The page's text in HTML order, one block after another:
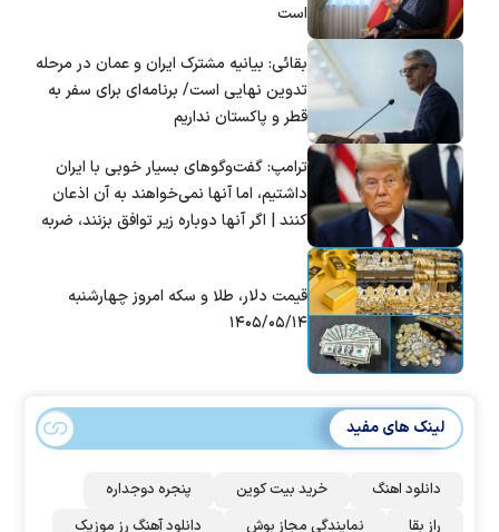
است
بقائی: بیانیه مشترک ایران و عمان در مرحله
تدوین نهایی است/ برنامه‌ای برای سفر به
قطر و پاکستان نداریم
ترامپ: گفت‌و‌گو‌های بسیار خوبی با ایران
داشتیم، اما آنها نمی‌خواهند به آن اذعان
کنند | اگر آنها دوباره زیر توافق بزنند، ضربه
قیمت دلار، طلا و سکه امروز چهارشنبه
۱۴۰۵/۰۵/۱۴
لینک های مفید
دانلود اهنگ خرید بیت کوین
پنجره دوجداره
راز بقا
نمایندگی مجاز بوش دانلود آهنگ رز‌ موزیک